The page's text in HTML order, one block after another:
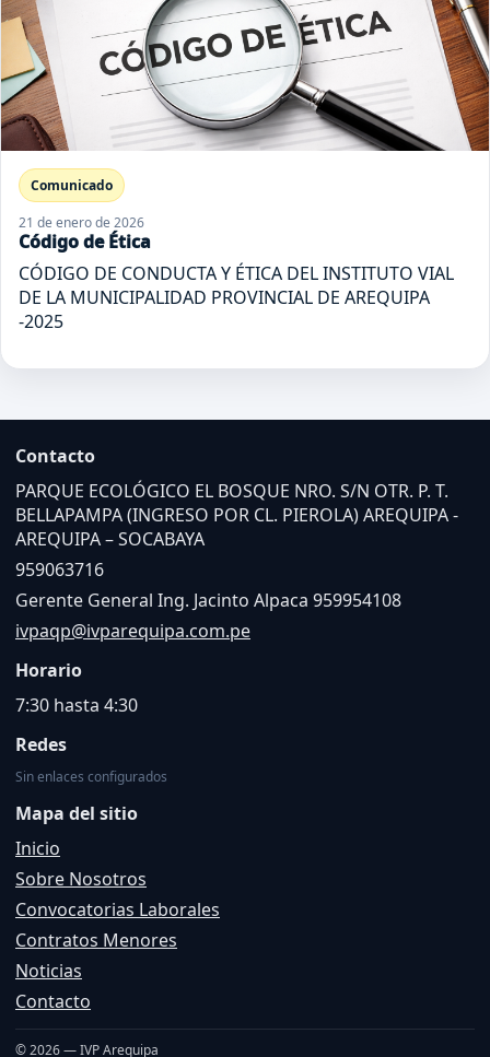
Comunicado
21 de enero de 2026
Código de Ética
CÓDIGO DE CONDUCTA Y ÉTICA DEL INSTITUTO VIAL
DE LA MUNICIPALIDAD PROVINCIAL DE AREQUIPA
-2025
Contacto
PARQUE ECOLÓGICO EL BOSQUE NRO. S/N OTR. P. T.
BELLAPAMPA (INGRESO POR CL. PIEROLA) AREQUIPA -
AREQUIPA – SOCABAYA
959063716
Gerente General Ing. Jacinto Alpaca 959954108
ivpaqp@ivparequipa.com.pe
Horario
7:30 hasta 4:30
Redes
Sin enlaces configurados
Mapa del sitio
Inicio
Sobre Nosotros
Convocatorias Laborales
Contratos Menores
Noticias
Contacto
© 2026 — IVP Arequipa